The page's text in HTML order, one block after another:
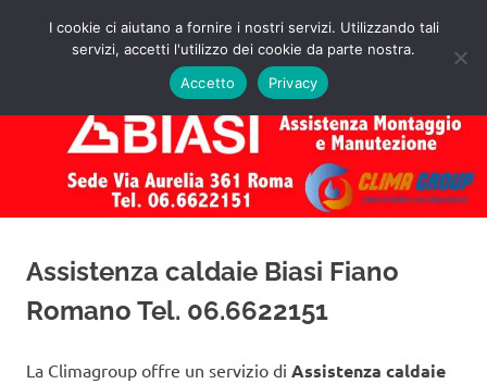
Assistenza
Caldaie
Biasi
Roma
Preventivo!
MENU
Assistenza caldaie Biasi Fiano
Romano Tel. 06.6622151
La Climagroup offre un servizio di Assistenza caldaie
I cookie ci aiutano a fornire i nostri servizi. Utilizzando tali
servizi, accetti l'utilizzo dei cookie da parte nostra.
Accetto
Privacy